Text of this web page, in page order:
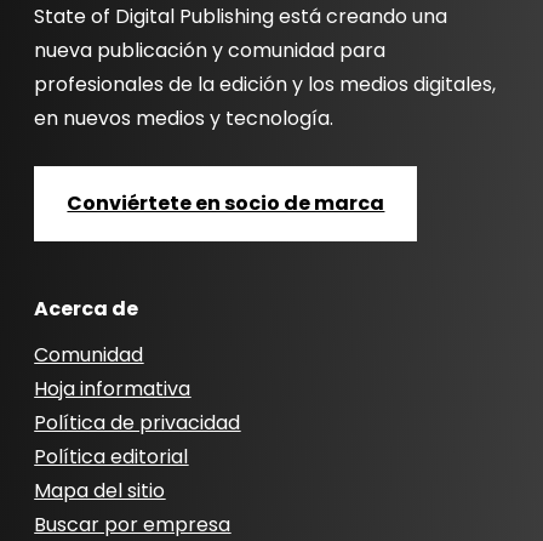
State of Digital Publishing está creando una
nueva publicación y comunidad para
profesionales de la edición y los medios digitales,
en nuevos medios y tecnología.
Conviértete en socio de marca
Acerca de
Comunidad
Hoja informativa
Política de privacidad
Política editorial
Mapa del sitio
Buscar por empresa